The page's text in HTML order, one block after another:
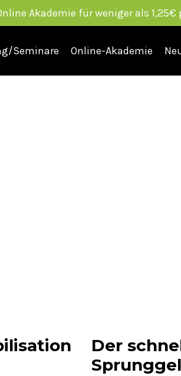
Akademie für weniger als 1,25€
Seminare Online-Akademie
Der